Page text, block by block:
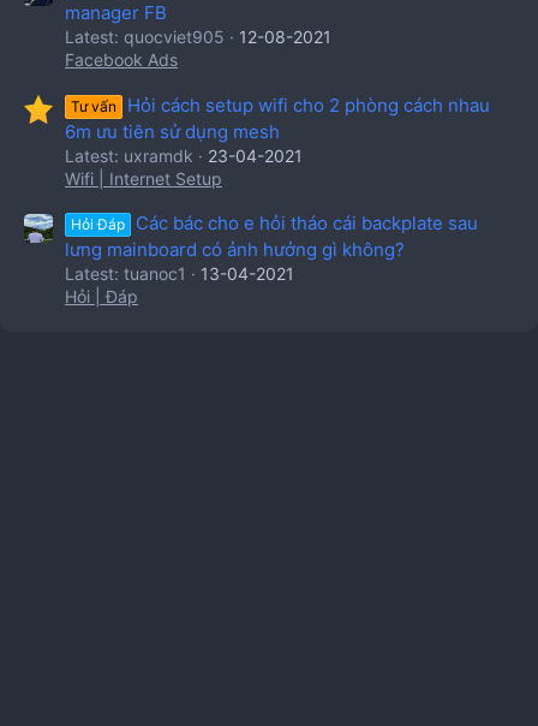
manager FB
Latest: quocviet905
12-08-2021
Facebook Ads
Tư vấn
Hỏi cách setup wifi cho 2 phòng cách nhau
6m ưu tiên sử dụng mesh
Latest: uxramdk
23-04-2021
Wifi | Internet Setup
Hỏi Đáp
Các bác cho e hỏi tháo cái backplate sau
lưng mainboard có ảnh hưởng gì không?
Latest: tuanoc1
13-04-2021
Hỏi | Đáp